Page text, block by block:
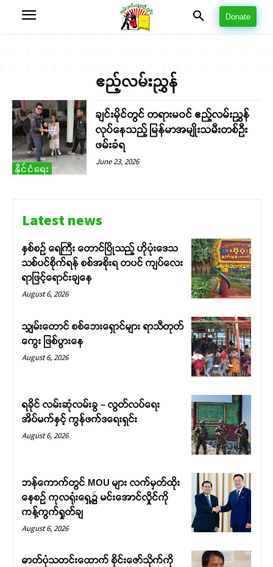
Donate
ဧည့်လမ်းညွှန်
နိုင်ငံရေး
ချင်းမိုင်တွင် တရားမဝင် ဧည့်လမ်းညွှန်
လုပ်နေသည့် မြန်မာအမျိုးသမီးတစ်ဦး
ဖမ်းခံရ
June 23, 2026
Latest news
နှစ်စဉ် ရေကြီး တောင်ပြိုသည့် ဟိုပုံးဒေသ
သစ်ပင်စိုက်ရန် စစ်အစိုးရ တပင် ကျပ်လေး
ရာဖြင့်ရောင်းချနေ
August 6, 2026
သျှမ်းတောင် စစ်ဘေးရှောင်များ ရာသီတုတ်
ကွေး ဖြစ်ပွားနေ
August 6, 2026
ရခိုင် လမ်းဆုံလမ်းခွ – လွတ်လပ်ရေး
အိပ်မက်နှင့် ကွန်ဖက်ဒရေးရှင်း
August 6, 2026
ဘန်ကောက်တွင် MOU များ လက်မှတ်ထိုး
နေစဉ် ကုလရုံးရှေ့၌ မင်းအောင်လှိုင်ကို
ကန့်ကွက်ရှုတ်ချ
August 6, 2026
ဓာတ်ပုံသတင်းထောက် စိုင်းဇော်သိုက်ကို